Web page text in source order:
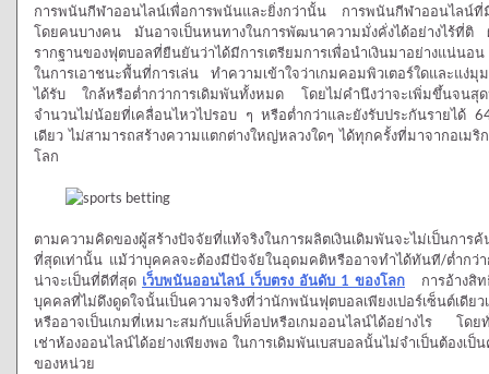
การพนันกีฬาออนไลน์เพื่อการพนันและยิ่งกว่านั้น การพนันกีฬาออนไลน์ที่
โดยคนบางคน มันอาจเป็นหนทางในการพัฒนาความมั่งคั่งได้อย่างไร้ที่ติ
รากฐานของฟุตบอลที่ยืนยันว่าได้มีการเตรียมการเพื่อนำเงินมาอย่างแน่น
ในการเอาชนะพื้นที่การเล่น ทำความเข้าใจว่าเกมคอมพิวเตอร์ใดและแง่มุ
ได้รับ ใกล้หรือต่ำกว่าการเดิมพันทั้งหมด โดยไม่คำนึงว่าจะเพิ่มขึ้นจน
จำนวนไม่น้อยที่เคลื่อนไหวไปรอบ ๆ หรือต่ำกว่าและยังรับประกันรายได้
เดียว ไม่สามารถสร้างความแตกต่างใหญ่หลวงใดๆ ได้ทุกครั้งที่มาจากอเ
โลก
ตามความคิดของผู้สร้างปัจจัยที่แท้จริงในการผลิตเงินเดิมพันจะไม่เป็นกา
ที่สุดเท่านั้น แม้ว่าบุคคลจะต้องมีปัจจัยในอุดมคติหรืออาจทำได้ทันที/ต่ำกว่
น่าจะเป็นที่ดีที่สุด เว็บพนันออนไลน์ เว็บตรง อันดับ 1 ของโลก การอ้างสิท
บุคคลที่ไม่ดึงดูดใจนั้นเป็นความจริงที่ว่านักพนันฟุตบอลเพียงเปอร์เซ็นต์เดีย
หรืออาจเป็นเกมที่เหมาะสมกับแล็ปท็อปหรือเกมออนไลน์ได้อย่างไร โดย
เช่าห้องออนไลน์ได้อย่างเพียงพอ ในการเดิมพันเบสบอลนั้นไม่จำเป็นต้องเ
ของหน่วย